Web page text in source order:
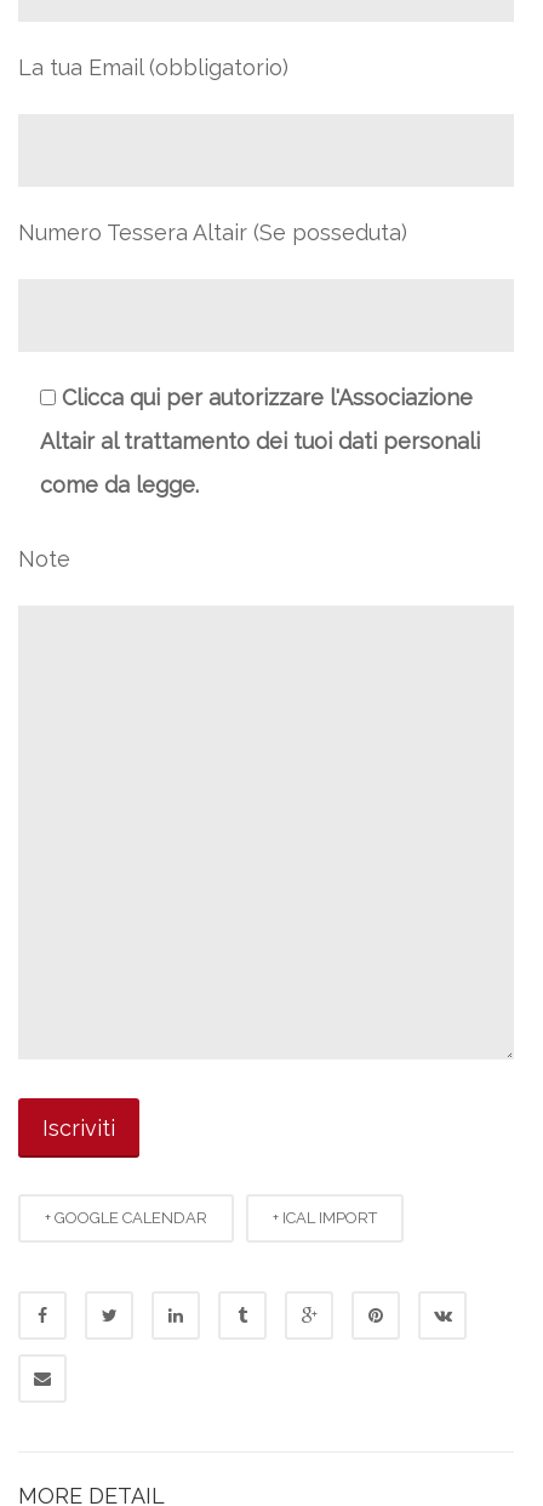
La tua Email (obbligatorio)
Numero Tessera Altair (Se posseduta)
Clicca qui per autorizzare l'Associazione
Altair al trattamento dei tuoi dati personali
come da legge.
Note
+ GOOGLE CALENDAR + ICAL IMPORT
MORE DETAIL